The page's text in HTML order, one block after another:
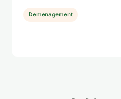
Demenagement